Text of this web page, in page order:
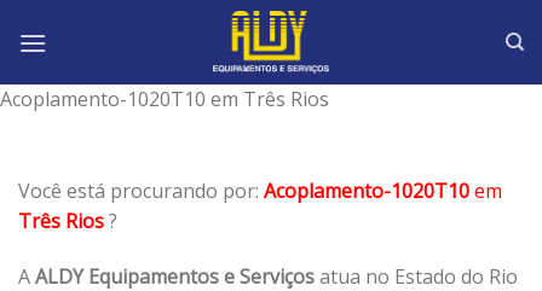
Acoplamento-1020T10 em Três Rios
Você está procurando por: Acoplamento-1020T10em
Três Rios?
AALDY Equipamentos e Serviçosatua no Estado do Rio